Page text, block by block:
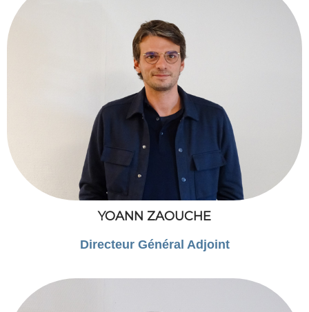
YOANN ZAOUCHE
Directeur Général Adjoint